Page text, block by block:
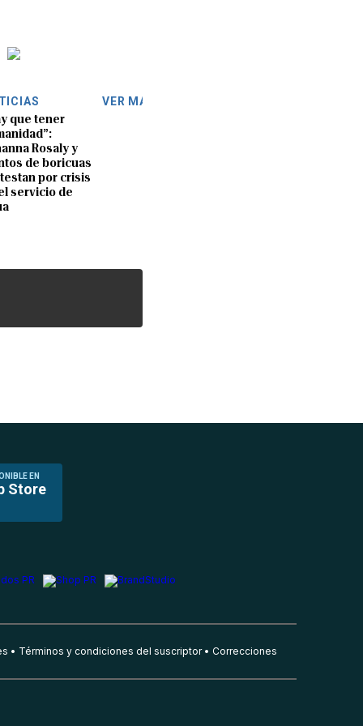
que tener
Rosaly y
de boricuas
por crisis
servicio de
VER MÁS
EN
Store
Términos y condiciones del suscriptor Correcciones